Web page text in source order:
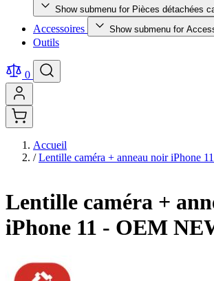
Show submenu for Pièces détachées
Accessoires Show submenu for
Outils
0
Accueil
/ Lentille caméra + anneau noir iPhone
Lentille caméra +
iPhone 11 - OEM